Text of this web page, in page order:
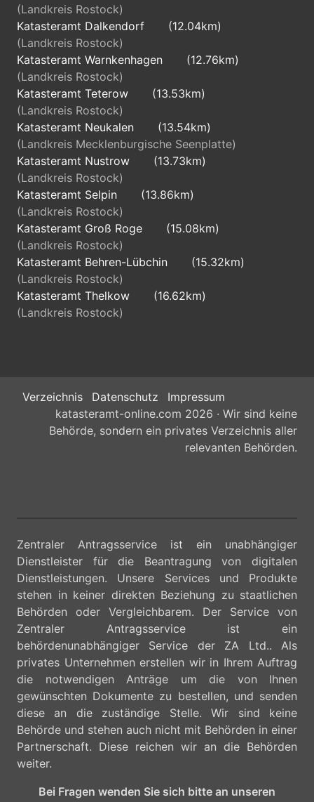
(Landkreis Rostock)
Katasteramt Dalkendorf
(12.04km)
(Landkreis Rostock)
Katasteramt Warnkenhagen
(12.76km)
(Landkreis Rostock)
Katasteramt Teterow
(13.53km)
(Landkreis Rostock)
Katasteramt Neukalen
(13.54km)
(Landkreis Mecklenburgische Seenplatte)
Katasteramt Nustrow
(13.73km)
(Landkreis Rostock)
Katasteramt Selpin
(13.86km)
(Landkreis Rostock)
Katasteramt Groß Roge
(15.08km)
(Landkreis Rostock)
Katasteramt Behren-Lübchin
(15.32km)
(Landkreis Rostock)
Katasteramt Thelkow
(16.62km)
(Landkreis Rostock)
Verzeichnis Datenschutz
Impressum
katasteramt-online.com 2026 · Wir sind keine
Behörde, sondern ein privates Verzeichnis aller
relevanten Behörden.
Zentraler Antragsservice ist ein unabhängiger
Dienstleister für die Beantragung von digitalen
Dienstleistungen. Unsere Services und Produkte
stehen in keiner direkten Beziehung zu staatlichen
Behörden oder Vergleichbarem. Der Service von
Zentraler Antragsservice ist ein
behördenunabhängiger Service der ZA Ltd.. Als
privates Unternehmen erstellen wir in Ihrem Auftrag
die notwendigen Anträge um die von Ihnen
gewünschten Dokumente zu bestellen, und senden
diese an die zuständige Stelle. Wir sind keine
Behörde und stehen auch nicht mit Behörden in einer
Partnerschaft. Diese reichen wir an die Behörden
weiter.
Bei Fragen wenden Sie sich bitte an unseren